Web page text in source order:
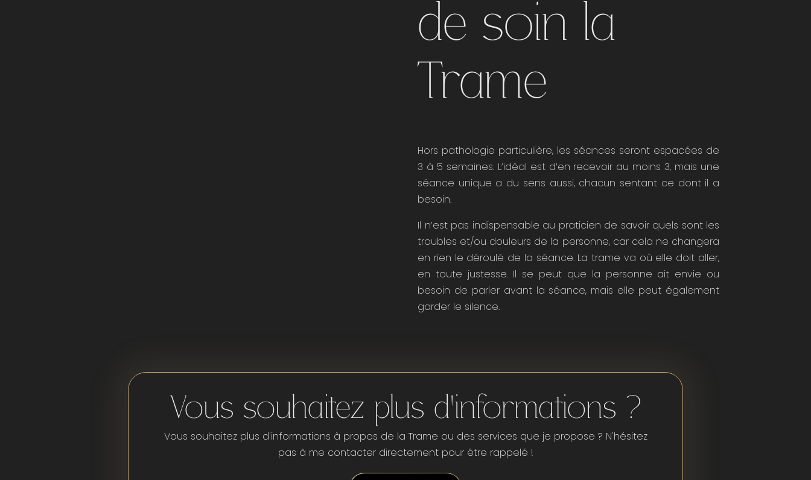
de soin la
Trame
Hors pathologie particulière, les séances seront espacées de
3 à 5 semaines. L’idéal est d’en recevoir au moins 3, mais une
séance unique a du sens aussi, chacun sentant ce dont il a
besoin.
Il n’est pas indispensable au praticien de savoir quels sont les
troubles et/ou douleurs de la personne, car cela ne changera
en rien le déroulé de la séance. La trame va où elle doit aller,
en toute justesse. Il se peut que la personne ait envie ou
besoin de parler avant la séance, mais elle peut également
garder le silence.
Vous souhaitez plus d'informations ?
Vous souhaitez plus d'informations à propos de la Trame ou des services que je propose ? N'hésitez
pas à me contacter directement pour être rappelé !